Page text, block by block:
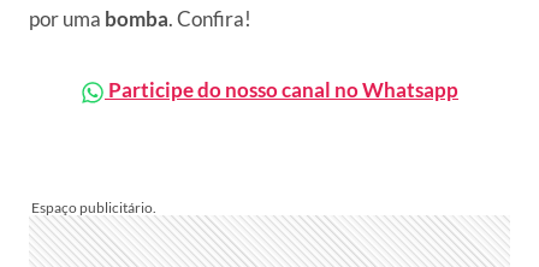
por uma bomba. Confira!
Participe do nosso canal no Whatsapp